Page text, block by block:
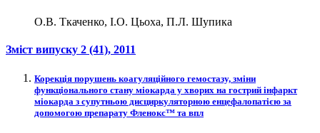
О.В. Ткаченко, І.О. Цьоха, П.Л. Шупика
Зміст випуску 2 (41), 2011
Корекція порушень коагуляційного гемостазу, зміни
функціонального стану міокарда у хворих на гострий інфаркт
міокарда з супутньою дисциркуляторною енцефалопатією за
допомогою препарату Фленокс™ та впл